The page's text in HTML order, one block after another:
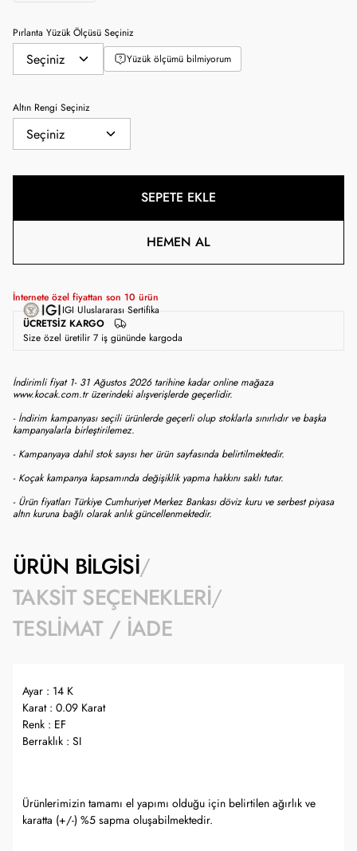
Pırlanta Yüzük Ölçüsü Seçiniz
Yüzük ölçümü bilmiyorum
Altın Rengi Seçiniz
SEPETE EKLE
HEMEN AL
İnternete özel fiyattan son 10 ürün
ÜCRETSIZ KARGO
IGI Uluslararası Sertifika
Size özel üretilir 7 iş gününde kargoda
İndirimli fiyat 1- 31 Ağustos 2026 tarihine kadar online mağaza
www.kocak.com.tr üzerindeki alışverişlerde geçerlidir.
- İndirim kampanyası seçili ürünlerde geçerli olup stoklarla sınırlıdır ve başka
kampanyalarla birleştirilemez.
- Kampanyaya dahil stok sayısı her ürün sayfasında belirtilmektedir.
- Koçak kampanya kapsamında değişiklik yapma hakkını saklı tutar.
- Ürün fiyatları Türkiye Cumhuriyet Merkez Bankası döviz kuru ve serbest piyasa
altın kuruna bağlı olarak anlık güncellenmektedir.
ÜRÜN BILGISI
TAKSIT SEÇENEKLERI
TESLIMAT / İADE
Ayar : 14 K
Karat : 0.09 Karat
Renk : EF
Berraklık : SI
Ürünlerimizin tamamı el yapımı olduğu için belirtilen ağırlık ve
karatta (+/-) %5 sapma oluşabilmektedir.